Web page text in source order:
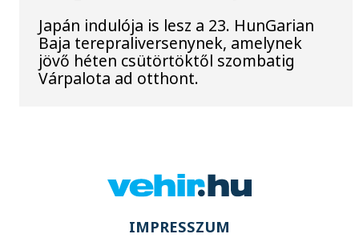
Japán indulója is lesz a 23. HunGarian
Baja terepraliversenynek, amelynek
jövő héten csütörtöktől szombatig
Várpalota ad otthont.
IMPRESSZUM